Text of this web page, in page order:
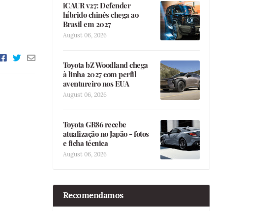
iCAUR v27: Defender
híbrido chinês chega ao
Brasil em 2027
August 06, 2026
Toyota bZ Woodland chega
à linha 2027 com perfil
aventureiro nos EUA
August 06, 2026
Toyota GR86 recebe
atualização no Japão - fotos
e ficha técnica
August 06, 2026
Recomendamos